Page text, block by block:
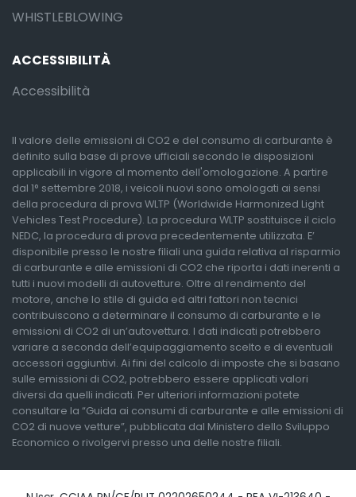
WHISTLEBLOWING
ACCESSIBILITÀ
Accessibilità
Il valore delle emissioni di CO2 e del consumo di carburante è
definito sulla base di prove ufficiali secondo le disposizioni
applicabili in vigore al momento dell'omologazione. A partire
dal 1° settembre 2018, i veicoli nuovi sono omologati ai sensi
della procedura di prova WLTP (Worldwide Harmonized Light
Vehicles Test Procedure). La procedura WLTP sostituisce il ciclo
NEDC, la procedura di prova precedentemente utilizzata. E’
disponibile presso le nostre filiali una guida relativa al risparmio
di carburante e alle emissioni di CO2 che riporta i dati inerenti a
tutti i nuovi modelli di autovetture. Oltre al rendimento del
motore, anche lo stile di guida ed altri fattori non tecnici
contribuiscono a determinare il consumo di carburante e le
emissioni di CO2 di un’autovettura. I dati indicati potrebbero
variare a seconda dell’equipaggiamento scelto e di eventuali
accessori aggiuntivi. Ai fini del calcolo di imposte che si basano
sulle emissioni di CO2, potrebbero essere applicati valori
diversi da quelli indicati. Per ulteriori informazioni potete
consultare la “Guida ai consumi di carburante e alle emissioni di
CO2 di nuove vetture”, pubblicata dal Ministero dello Sviluppo
Economico o rivolgervi presso una delle nostre filiali.